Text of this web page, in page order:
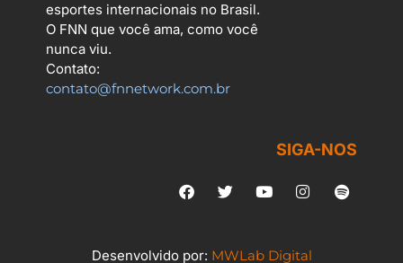
esportes internacionais no Brasil.
O FNN que você ama, como você
nunca viu.
Contato:
contato@fnnetwork.com.br
SIGA-NOS
Desenvolvido por: MWLab Digital